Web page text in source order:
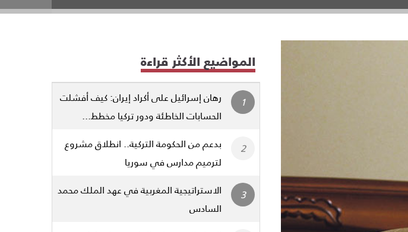
المواضيع الأكثر قراءة
رهان إسرائيل على أكراد إيران: كيف أفشلت
الحسابات الخاطئة ودور تركيا مخطط...
بدعم من الحكومة التركية.. انطلاق مشروع
لترميم مدارس في سوريا
الاستراتيجية المغربية في عهد الملك محمد
السادس